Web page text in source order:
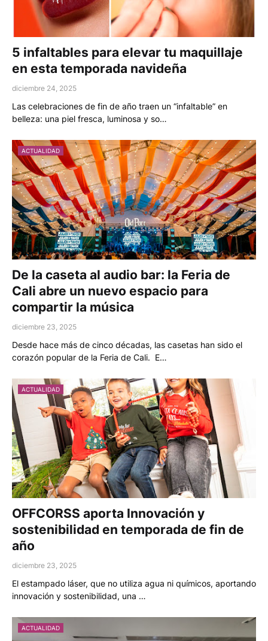
5 infaltables para elevar tu maquillaje
en esta temporada navideña
diciembre 24, 2025
Las celebraciones de fin de año traen un “infaltable” en
belleza: una piel fresca, luminosa y so…
ACTUALIDAD
De la caseta al audio bar: la Feria de
Cali abre un nuevo espacio para
compartir la música
diciembre 23, 2025
Desde hace más de cinco décadas, las casetas han sido el
corazón popular de la Feria de Cali. E…
ACTUALIDAD
OFFCORSS aporta Innovación y
sostenibilidad en temporada de fin de
año
diciembre 23, 2025
El estampado láser, que no utiliza agua ni químicos, aportando
innovación y sostenibilidad, una …
ACTUALIDAD